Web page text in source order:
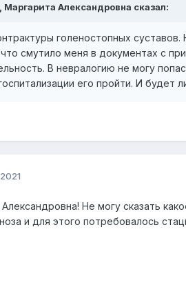
Александровна сказал:
голеностопных
смутило меня в документах с
В невралогию не могу
его пройти. И будет
Не могу сказать
и для этого потребовалось